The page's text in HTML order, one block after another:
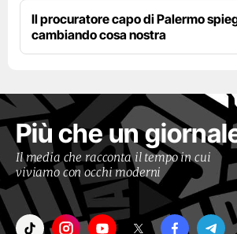
Il procuratore capo di Palermo
cambiando cosa nostra
Più che un
Il media che racconta il tempo in cui
viviamo con occhi moderni